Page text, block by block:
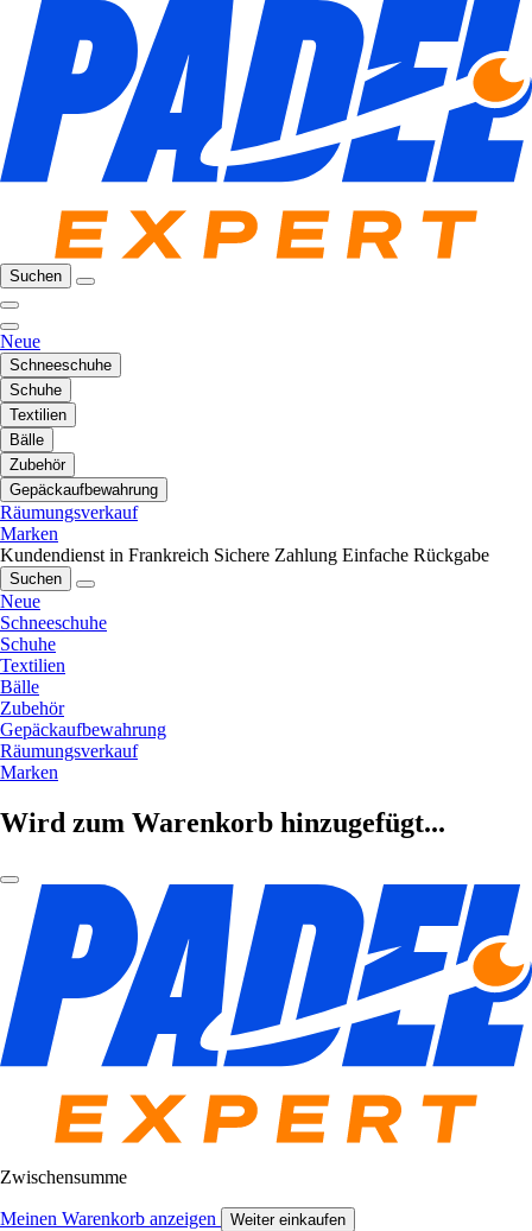
Suchen
Neue
Schneeschuhe
Schuhe
Textilien
Bälle
Zubehör
Gepäckaufbewahrung
Räumungsverkauf
Marken
Kundendienst in Frankreich Sichere Zahlung Einfache Rückgabe
Suchen
Neue
Schneeschuhe
Schuhe
Textilien
Bälle
Zubehör
Gepäckaufbewahrung
Räumungsverkauf
Marken
Wird zum Warenkorb hinzugefügt...
Zwischensumme
Meinen Warenkorb anzeigen Weiter einkaufen